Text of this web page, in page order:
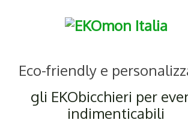
Eco-friendly e
gli EKObicchieri per
indimenticabili